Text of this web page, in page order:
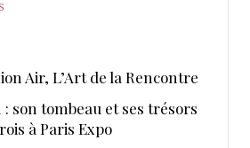
Air, ​L’Art de la Rencontre
son tombeau et ses trésors
à Paris Expo